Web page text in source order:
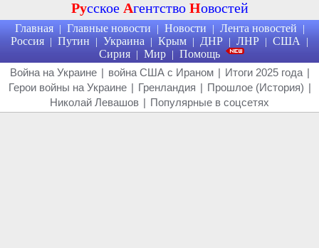
Русское Агентство Новостей
Главная | Главные новости | Новости | Лента новостей |
Россия | Путин | Украина | Крым | ДНР | ЛНР | США |
Сирия | Мир | Помощь
Война на Украине | война США с Ираном | Итоги 2025 года |
Герои войны на Украине | Гренландия | Прошлое (История) |
Николай Левашов | Популярные в соцсетях